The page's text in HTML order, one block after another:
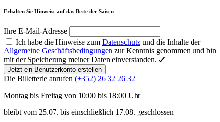
Erhalten Sie Hinweise auf das Beste der Saison
Ihre E-Mail-Adresse
Ich habe die Hinweise zum Datenschutz und die Inhalte der
Allgemeine Geschäftsbedingungen zur Kenntnis genommen und bin
mit der Speicherung meiner Daten einverstanden.
Jetzt ein Benutzerkonto erstellen
Die Billetterie anrufen (+352) 26 32 26 32
Montag bis Freitag von 10:00 bis 18:00 Uhr
bleibt vom 25.07. bis einschließlich 17.08. geschlossen